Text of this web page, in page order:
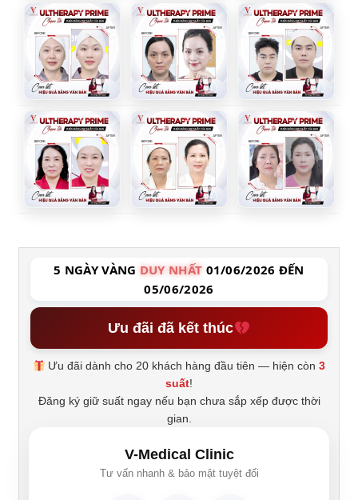
5 NGÀY VÀNG DUY NHẤT 01/06/2026 ĐẾN
05/06/2026
Ưu đãi đã kết thúc
Ưu đãi dành cho 20 khách hàng đầu tiên — hiện còn3
suất!
Đăng ký giữ suất ngay nếu bạn chưa sắp xếp được thời
gian.
V-Medical Clinic
Tư vấn nhanh & bảo mật tuyệt đối